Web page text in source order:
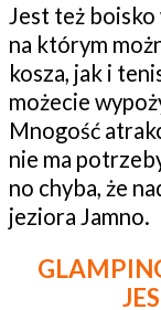
Jest też
na którym
kosza, jak i
możecie
Mnogość
nie ma
no chyba, że
jeziora Jamno.